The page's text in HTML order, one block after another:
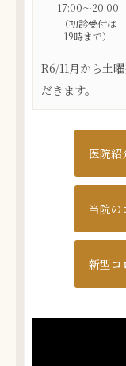
17:00～20:00
（初診受付は
19時まで）
R6/11月から土
だきます。
医院紹
当院の
新型コ